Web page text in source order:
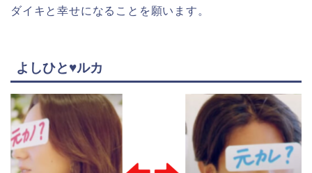
ダイキと幸せになることを願います。
よしひと♥ルカ